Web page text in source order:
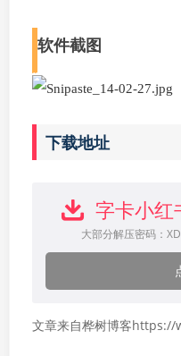
软件截图
下载地址
字卡小红书
大部分解压密码：
文章来自桦树博客